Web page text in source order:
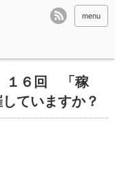
menu
１６回 「稼
ていますか？